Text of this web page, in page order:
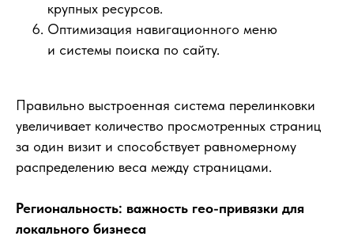
крупных ресурсов.
Оптимизация навигационного меню
и системы поиска по сайту.
Правильно выстроенная система перелинковки
увеличивает количество просмотренных страниц
за один визит и способствует равномерному
распределению веса между страницами.
Региональность: важность гео-привязки для
локального бизнеса